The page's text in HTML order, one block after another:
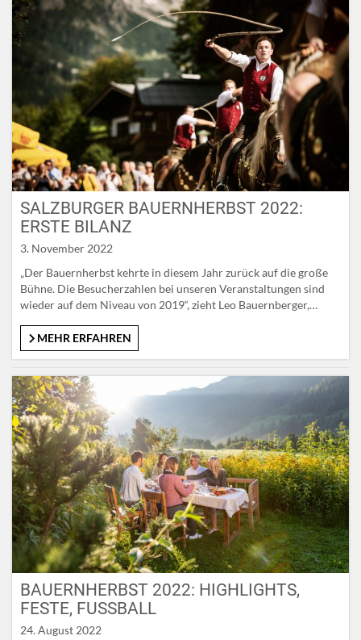
SALZBURGER BAUERNHERBST 2022:
ERSTE BILANZ
3. November 2022
„Der Bauernherbst kehrte in diesem Jahr zurück auf die große
Bühne. Die Besucherzahlen bei unseren Veranstaltungen sind
wieder auf dem Niveau von 2019“, zieht Leo Bauernberger,
(SLTG), eine erste Bilanz. Knapp 2.000 Veranstaltungen standen
in den vergangenen Wochen auf dem Programm, bei denen rund
MEHR ERFAHREN
BAUERNHERBST 2022: HIGHLIGHTS,
FESTE, FUSSBALL
24. August 2022